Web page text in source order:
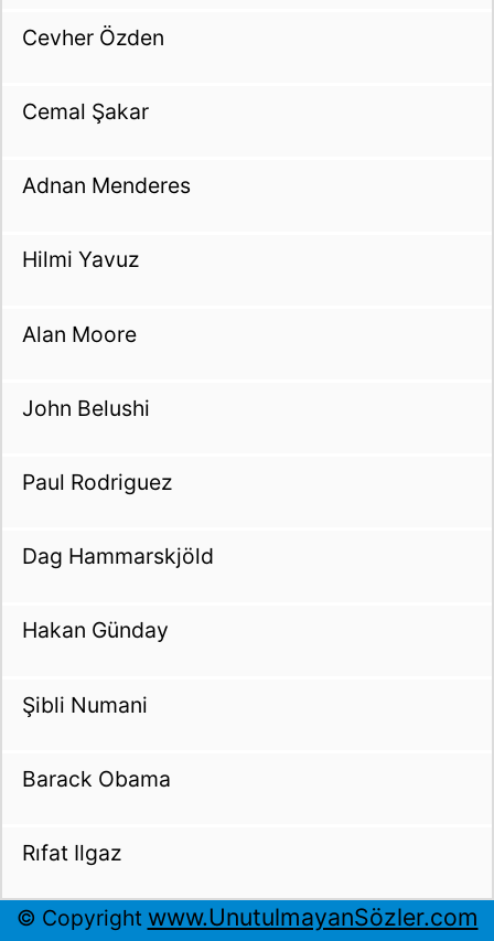
Cevher Özden
Cemal Şakar
Adnan Menderes
Hilmi Yavuz
Alan Moore
John Belushi
Paul Rodriguez
Dag Hammarskjöld
Hakan Günday
Şibli Numani
Barack Obama
Rıfat Ilgaz
© Copyright www.UnutulmayanSözler.com